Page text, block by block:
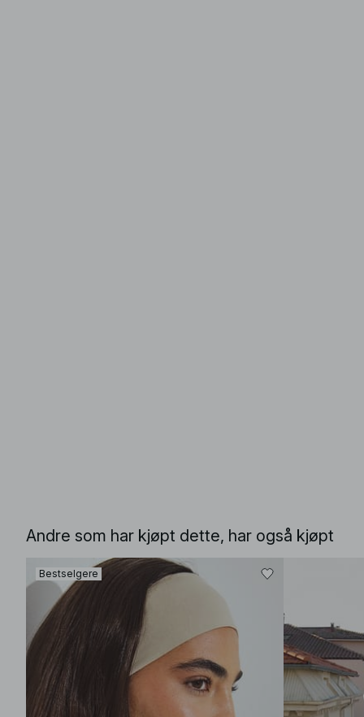
Andre som har kjøpt dette, har også kjøpt
Bestselgere